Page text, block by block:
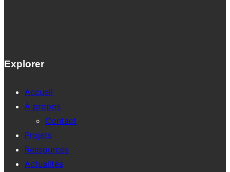
Explorer
Accueil
À propos
Contact
Projets
Ressources
Actualités